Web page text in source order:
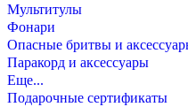
Мультитулы
Фонари
Опасные бритвы и
Паракорд и аксессуары
Еще...
Подарочные сертификаты